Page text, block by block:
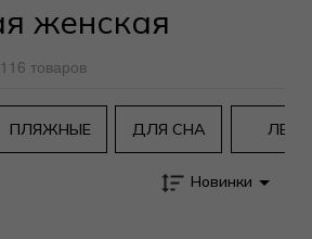
женская
116 товаров
ПЛЯЖНЫЕ ДЛЯ СНА ЛЕН
Новинки